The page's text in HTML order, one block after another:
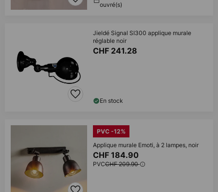
ouvré(s)
Jieldé Signal SI300 applique murale
réglable noir
CHF 241.28
En stock
PVC -12%
Applique murale Emoti, à 2 lampes, noir
CHF 184.90
PVCCHF 209.90